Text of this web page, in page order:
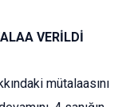
VERİLDİ
mütalaasını